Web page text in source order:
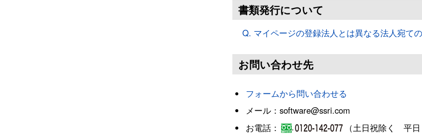
書類発行について
Q. マイページの登録法人とは異なる法人宛て
お問い合わせ先
フォームから問い合わせる
メール：software@ssri.com
お電話：
（土日祝除く 平日